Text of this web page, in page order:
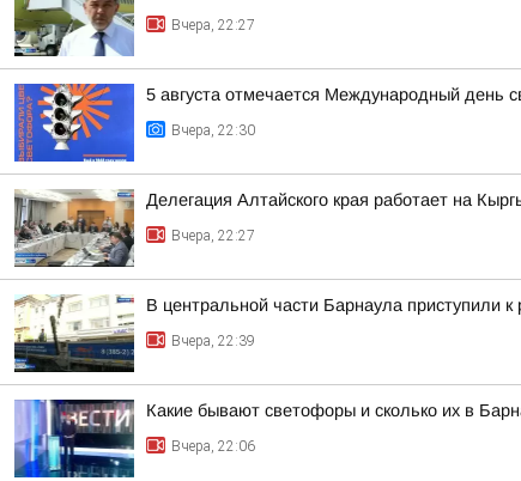
Вчера, 22:27
5 августа отмечается Международный день
Вчера, 22:30
Делегация Алтайского края работает на
Вчера, 22:27
В центральной части Барнаула приступили к
Вчера, 22:39
Какие бывают светофоры и сколько их в
Вчера, 22:06